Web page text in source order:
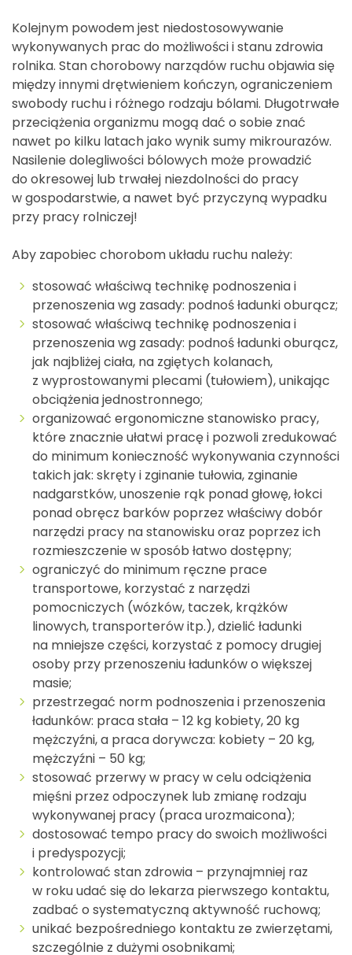
Kolejnym powodem jest niedostosowywanie
wykonywanych prac do możliwości i stanu zdrowia
rolnika. Stan chorobowy narządów ruchu objawia się
między innymi drętwieniem kończyn, ograniczeniem
swobody ruchu i różnego rodzaju bólami. Długotrwałe
przeciążenia organizmu mogą dać o sobie znać
nawet po kilku latach jako wynik sumy mikrourazów.
Nasilenie dolegliwości bólowych może prowadzić
do okresowej lub trwałej niezdolności do pracy
w gospodarstwie, a nawet być przyczyną wypadku
przy pracy rolniczej!
Aby zapobiec chorobom układu ruchu należy:
stosować właściwą technikę podnoszenia i
przenoszenia wg zasady: podnoś ładunki oburącz;
stosować właściwą technikę podnoszenia i
przenoszenia wg zasady: podnoś ładunki oburącz,
jak najbliżej ciała, na zgiętych kolanach,
z wyprostowanymi plecami (tułowiem), unikając
obciążenia jednostronnego;
organizować ergonomiczne stanowisko pracy,
które znacznie ułatwi pracę i pozwoli zredukować
do minimum konieczność wykonywania czynności
takich jak: skręty i zginanie tułowia, zginanie
nadgarstków, unoszenie rąk ponad głowę, łokci
ponad obręcz barków poprzez właściwy dobór
narzędzi pracy na stanowisku oraz poprzez ich
rozmieszczenie w sposób łatwo dostępny;
ograniczyć do minimum ręczne prace
transportowe, korzystać z narzędzi
pomocniczych (wózków, taczek, krążków
linowych, transporterów itp.), dzielić ładunki
na mniejsze części, korzystać z pomocy drugiej
osoby przy przenoszeniu ładunków o większej
masie;
przestrzegać norm podnoszenia i przenoszenia
ładunków: praca stała – 12 kg kobiety, 20 kg
mężczyźni, a praca dorywcza: kobiety – 20 kg,
mężczyźni – 50 kg;
stosować przerwy w pracy w celu odciążenia
mięśni przez odpoczynek lub zmianę rodzaju
wykonywanej pracy (praca urozmaicona);
dostosować tempo pracy do swoich możliwości
i predyspozycji;
kontrolować stan zdrowia – przynajmniej raz
w roku udać się do lekarza pierwszego kontaktu,
zadbać o systematyczną aktywność ruchową;
unikać bezpośredniego kontaktu ze zwierzętami,
szczególnie z dużymi osobnikami;